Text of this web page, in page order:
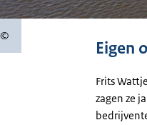
©CopyrightinformatieEigen
Frits
zagen ze